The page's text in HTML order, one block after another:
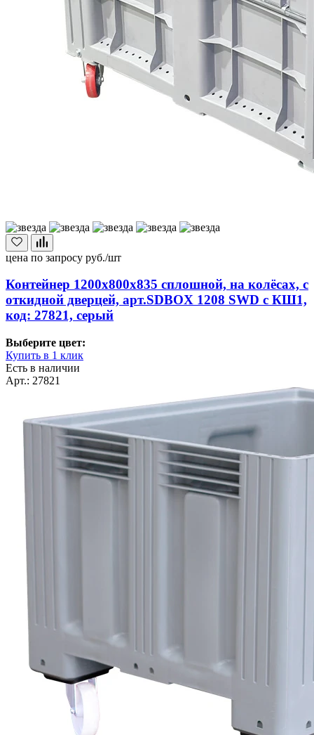
цена по запросу руб./шт
Контейнер 1200х800х835 сплошной, на колёсах, с
откидной дверцей, арт.SDBOX 1208 SWD с КШ1,
код: 27821, серый
Выберите цвет:
Купить в 1 клик
Есть в наличии
Арт.: 27821